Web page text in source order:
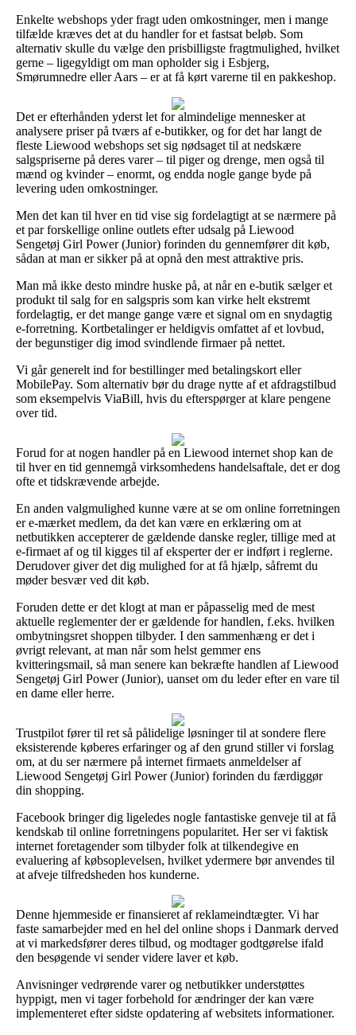
Enkelte webshops yder fragt uden omkostninger, men i mange
tilfælde kræves det at du handler for et fastsat beløb. Som
alternativ skulle du vælge den prisbilligste fragtmulighed, hvilket
gerne – ligegyldigt om man opholder sig i Esbjerg,
Smørumnedre eller Aars – er at få kørt varerne til en pakkeshop.
Det er efterhånden yderst let for almindelige mennesker at
analysere priser på tværs af e-butikker, og for det har langt de
fleste Liewood webshops set sig nødsaget til at nedskære
salgspriserne på deres varer – til piger og drenge, men også til
mænd og kvinder – enormt, og endda nogle gange byde på
levering uden omkostninger.
Men det kan til hver en tid vise sig fordelagtigt at se nærmere på
et par forskellige online outlets efter udsalg på Liewood
Sengetøj Girl Power (Junior) forinden du gennemfører dit køb,
sådan at man er sikker på at opnå den mest attraktive pris.
Man må ikke desto mindre huske på, at når en e-butik sælger et
produkt til salg for en salgspris som kan virke helt ekstremt
fordelagtig, er det mange gange være et signal om en snydagtig
e-forretning. Kortbetalinger er heldigvis omfattet af et lovbud,
der begunstiger dig imod svindlende firmaer på nettet.
Vi går generelt ind for bestillinger med betalingskort eller
MobilePay. Som alternativ bør du drage nytte af et afdragstilbud
som eksempelvis ViaBill, hvis du efterspørger at klare pengene
over tid.
Forud for at nogen handler på en Liewood internet shop kan de
til hver en tid gennemgå virksomhedens handelsaftale, det er dog
ofte et tidskrævende arbejde.
En anden valgmulighed kunne være at se om online forretningen
er e-mærket medlem, da det kan være en erklæring om at
netbutikken accepterer de gældende danske regler, tillige med at
e-firmaet af og til kigges til af eksperter der er indført i reglerne.
Derudover giver det dig mulighed for at få hjælp, såfremt du
møder besvær ved dit køb.
Foruden dette er det klogt at man er påpasselig med de mest
aktuelle reglementer der er gældende for handlen, f.eks. hvilken
ombytningsret shoppen tilbyder. I den sammenhæng er det i
øvrigt relevant, at man når som helst gemmer ens
kvitteringsmail, så man senere kan bekræfte handlen af Liewood
Sengetøj Girl Power (Junior), uanset om du leder efter en vare til
en dame eller herre.
Trustpilot fører til ret så pålidelige løsninger til at sondere flere
eksisterende køberes erfaringer og af den grund stiller vi forslag
om, at du ser nærmere på internet firmaets anmeldelser af
Liewood Sengetøj Girl Power (Junior) forinden du færdiggør
din shopping.
Facebook bringer dig ligeledes nogle fantastiske genveje til at få
kendskab til online forretningens popularitet. Her ser vi faktisk
internet foretagender som tilbyder folk at tilkendegive en
evaluering af købsoplevelsen, hvilket ydermere bør anvendes til
at afveje tilfredsheden hos kunderne.
Denne hjemmeside er finansieret af reklameindtægter. Vi har
faste samarbejder med en hel del online shops i Danmark derved
at vi markedsfører deres tilbud, og modtager godtgørelse ifald
den besøgende vi sender videre laver et køb.
Anvisninger vedrørende varer og netbutikker understøttes
hyppigt, men vi tager forbehold for ændringer der kan være
implementeret efter sidste opdatering af websitets informationer.